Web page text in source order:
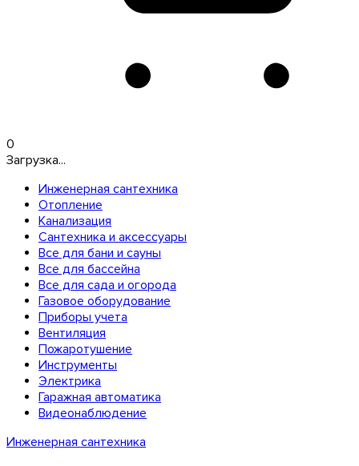
0
Загрузка...
Инженерная сантехника
Отопление
Канализация
Сантехника и аксессуары
Все для бани и сауны
Все для бассейна
Все для сада и огорода
Газовое оборудование
Приборы учета
Вентиляция
Пожаротушение
Инструменты
Электрика
Гаражная автоматика
Видеонаблюдение
Инженерная сантехника